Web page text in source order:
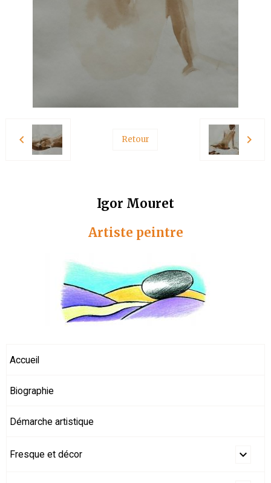
Retour
Igor Mouret
Artiste peintre
Accueil
Biographie
Démarche artistique
Fresque et décor